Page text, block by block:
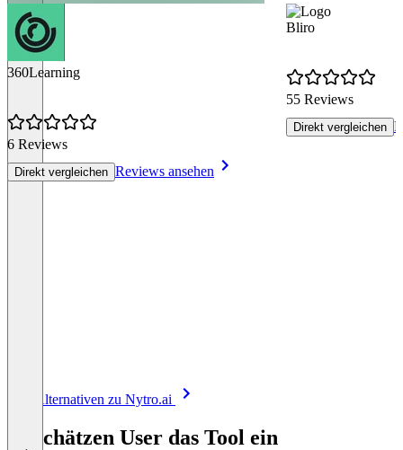
360Learning
6 Reviews
Direkt vergleichen Reviews ansehen
Bliro
55 Reviews
Direkt vergleichen
Alle Alternativen zu Nytro.ai
So schätzen User das Tool ein